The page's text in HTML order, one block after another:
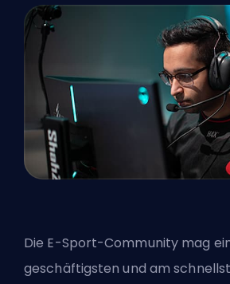
Die E-Sport-Community mag
geschäftigsten und am